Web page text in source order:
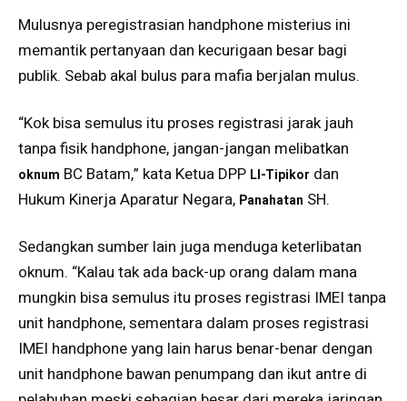
Mulusnya peregistrasian handphone misterius ini
memantik pertanyaan dan kecurigaan besar bagi
publik. Sebab akal bulus para mafia berjalan mulus.
“Kok bisa semulus itu proses registrasi jarak jauh
tanpa fisik handphone, jangan-jangan melibatkan
oknum BC Batam,” kata Ketua DPP LI-Tipikor dan
Hukum Kinerja Aparatur Negara, Panahatan SH.
Sedangkan sumber lain juga menduga keterlibatan
oknum. “Kalau tak ada back-up orang dalam mana
mungkin bisa semulus itu proses registrasi IMEI tanpa
unit handphone, sementara dalam proses registrasi
IMEI handphone yang lain harus benar-benar dengan
unit handphone bawan penumpang dan ikut antre di